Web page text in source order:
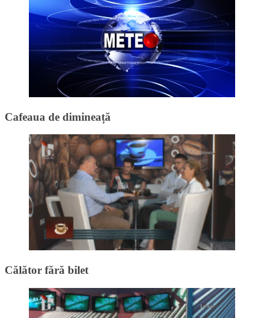
Cafeaua de dimineață
Călător fără bilet